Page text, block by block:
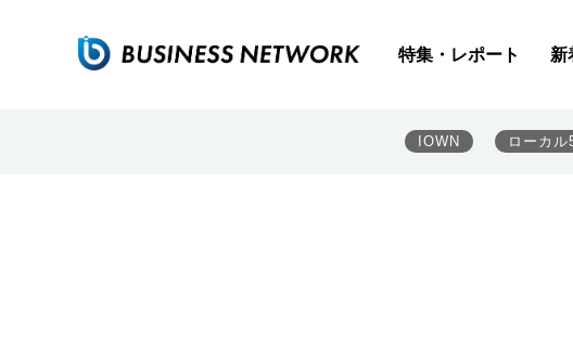
特集・レポート 新
IOWN ローカル